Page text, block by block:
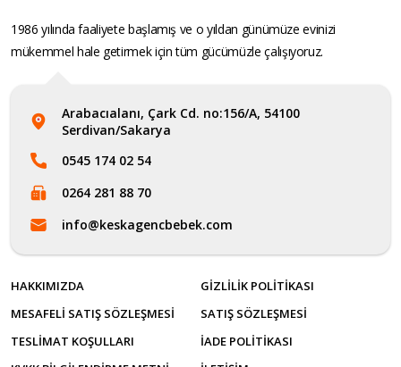
1986 yılında faaliyete başlamış ve o yıldan günümüze evinizi
mükemmel hale getirmek için tüm gücümüzle çalışıyoruz.
Arabacıalanı, Çark Cd. no:156/A, 54100
Serdivan/Sakarya
0545 174 02 54
0264 281 88 70
info@keskagencbebek.com
HAKKIMIZDA
GIZLILIK POLITIKASI
MESAFELI SATIŞ SÖZLEŞMESI
SATIŞ SÖZLEŞMESI
TESLIMAT KOŞULLARI
İADE POLITIKASI